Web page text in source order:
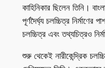
কাহিনিকার ছিলেন তিনি।
পূর্ণদৈর্ঘ্য চলচ্চিত্র নির্মাণের
চলচ্চিত্র এবং তথ্যচিত্রও
শুরু থেকেই নারীকেন্দ্রিক